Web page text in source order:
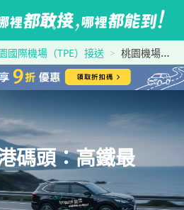
國際機場（TPE）接送 桃園機場到東港碼頭
碼頭：高鐵最